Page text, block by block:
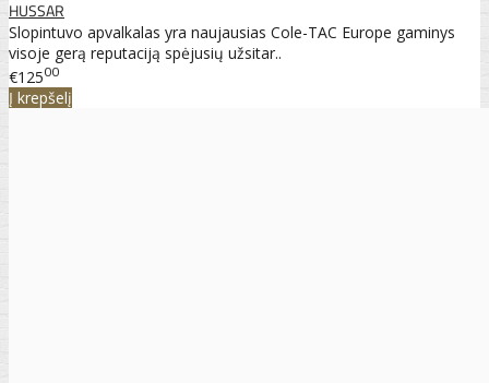
HUSSAR
Slopintuvo apvalkalas yra naujausias Cole-TAC Europe gaminys
visoje gerą reputaciją spėjusių užsitar..
€12500
Į krepšelį